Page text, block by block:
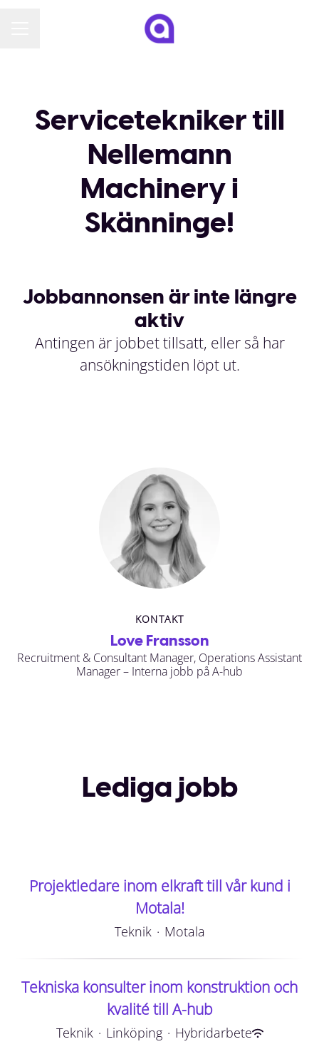
Servicetekniker till
Nellemann
Machinery i
Skänninge!
Jobbannonsen är inte längre
aktiv
Antingen är jobbet tillsatt, eller så har
ansökningstiden löpt ut.
KONTAKT
Love Fransson
Recruitment & Consultant Manager, Operations Assistant
Manager – Interna jobb på A-hub
Lediga jobb
Projektledare inom elkraft till vår kund i
Motala!
Teknik · Motala
Tekniska konsulter inom konstruktion och
kvalité till A-hub
Teknik · Linköping · Hybridarbete